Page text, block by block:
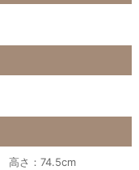
高さ：74.5cm